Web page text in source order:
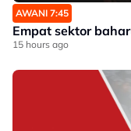
AWANI 7:45
Empat sektor
15 hours ago